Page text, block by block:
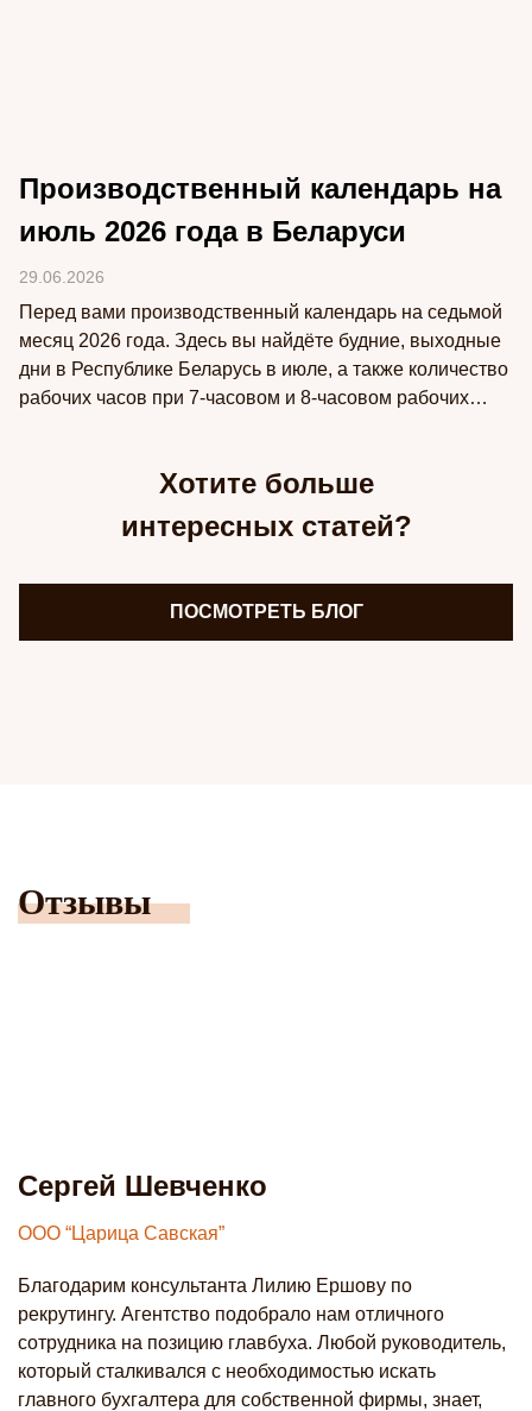
Производственный календарь на
июль 2026 года в Беларуси
29.06.2026
Перед вами производственный календарь на седьмой
месяц 2026 года. Здесь вы найдёте будние, выходные
дни в Республике Беларусь в июле, а также количество
рабочих часов при 7-часовом и 8-часовом рабочих
Хотите больше
интересных статей?
ПОСМОТРЕТЬ БЛОГ
Отзывы
Сергей Шевченко
ООО “Царица Савская”
Благодарим консультанта Лилию Ершову по
рекрутингу. Агентство подобрало нам отличного
сотрудника на позицию главбуха. Любой руководитель,
который сталкивался с необходимостью искать
главного бухгалтера для собственной фирмы, знает,